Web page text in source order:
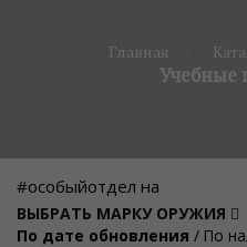
Главная
Учебные
#особыйотдел на
ВЫБРАТЬ МАРКУ ОРУЖИЯ
По дате обновления / По